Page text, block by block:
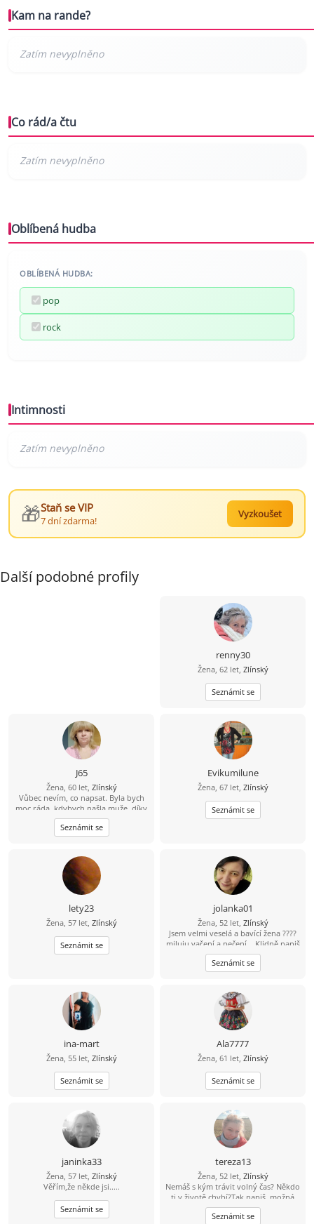
Kam na rande?
Co rád/a čtu
Oblíbená hudba
OBLÍBENÁ HUDBA:
pop
rock
Intimnosti
🎁Staň se VIP
7 dní zdarma!
Vyzkoušet
Další podobné profily
renny30
Žena, 62 let, Zlínský
Seznámit se
J65
Žena, 60 let, Zlínský
Vůbec nevím, co napsat. Byla bych
moc ráda, kdybych našla muže, díky
kterému by bylo na světě líp ..... jak
mně, tak jemu....
Seznámit se
Evikumilune
Žena, 67 let, Zlínský
Seznámit se
lety23
Žena, 57 let, Zlínský
Seznámit se
jolanka01
Žena, 52 let, Zlínský
Jsem velmi veselá a bavící žena ????
miluju vaření a pečení... Klidně napiš
????
Seznámit se
ina-mart
Žena, 55 let, Zlínský
Seznámit se
Ala7777
Žena, 61 let, Zlínský
Seznámit se
janinka33
Žena, 57 let, Zlínský
Věřím,že někde jsi.....
Seznámit se
tereza13
Žena, 52 let, Zlínský
Nemáš s kým trávit volný čas? Někdo
ti v životě chybí?Tak napiš, možná
něco vymyslíme spolu a časem se
uvidí....
Seznámit se